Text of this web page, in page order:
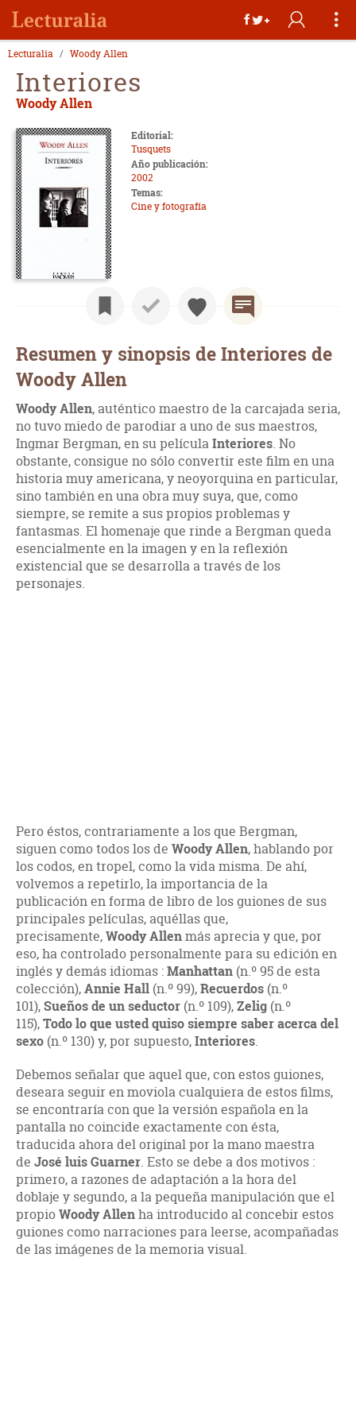
Lecturalia Woody Allen
Interiores
Woody Allen
Editorial:
Tusquets
Año publicación:
2002
Temas:
Cine y fotografía
Resumen y sinopsis de Interiores de
Woody Allen
Woody Allen, auténtico maestro de la carcajada seria,
no tuvo miedo de parodiar a uno de sus maestros,
Ingmar Bergman, en su películaInteriores. No
obstante, consigue no sólo convertir este film en una
historia muy americana, y neoyorquina en particular,
sino también en una obra muy suya, que, como
siempre, se remite a sus propios problemas y
fantasmas. El homenaje que rinde a Bergman queda
esencialmente en la imagen y en la reflexión
existencial que se desarrolla a través de los
personajes.
Pero éstos, contrariamente a los que Bergman,
siguen como todos los de Woody Allen, hablando por
los codos, en tropel, como la vida misma. De ahí,
volvemos a repetirlo, la importancia de la
publicación en forma de libro de los guiones de sus
principales películas, aquéllas que,
precisamente,Woody Allenmás aprecia y que, por
eso, ha controlado personalmente para su edición en
inglés y demás idiomas :Manhattan (n.º 95 de esta
colección),Annie Hall (n.º 99),Recuerdos (n.º
101),Sueños de un seductor (n.º 109),Zelig (n.º
115),Todo lo que usted quiso siempre saber acerca del
sexo (n.º 130) y, por supuesto,Interiores.
Debemos señalar que aquel que, con estos guiones,
deseara seguir en moviola cualquiera de estos films,
se encontraría con que la versión española en la
pantalla no coincide exactamente con ésta,
traducida ahora del original por la mano maestra
de José luis Guarner. Esto se debe a dos motivos :
primero, a razones de adaptación a la hora del
doblaje y segundo, a la pequeña manipulación que el
propioWoodyAllenha introducido al concebir estos
guiones como narraciones para leerse, acompañadas
de las imágenes de la memoria visual.